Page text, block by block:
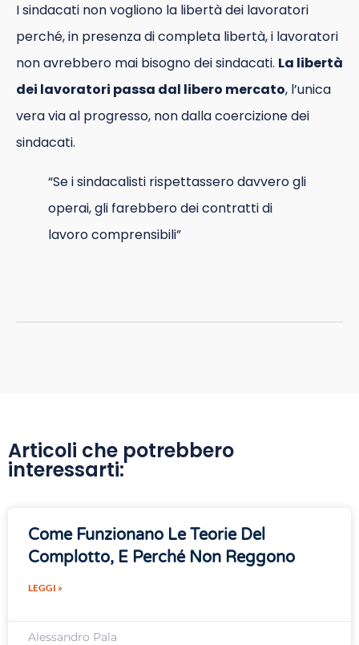
I sindacati non vogliono la libertà dei lavoratori
perché, in presenza di completa libertà, i lavoratori
non avrebbero mai bisogno dei sindacati. La libertà
dei lavoratori passa dal libero mercato, l’unica
vera via al progresso, non dalla coercizione dei
sindacati.
“Se i sindacalisti rispettassero davvero gli
operai, gli farebbero dei contratti di
lavoro comprensibili”
Articoli che potrebbero
interessarti:
Come Funzionano Le Teorie Del
Complotto, E Perché Non Reggono
LEGGI »
Alessandro Pala